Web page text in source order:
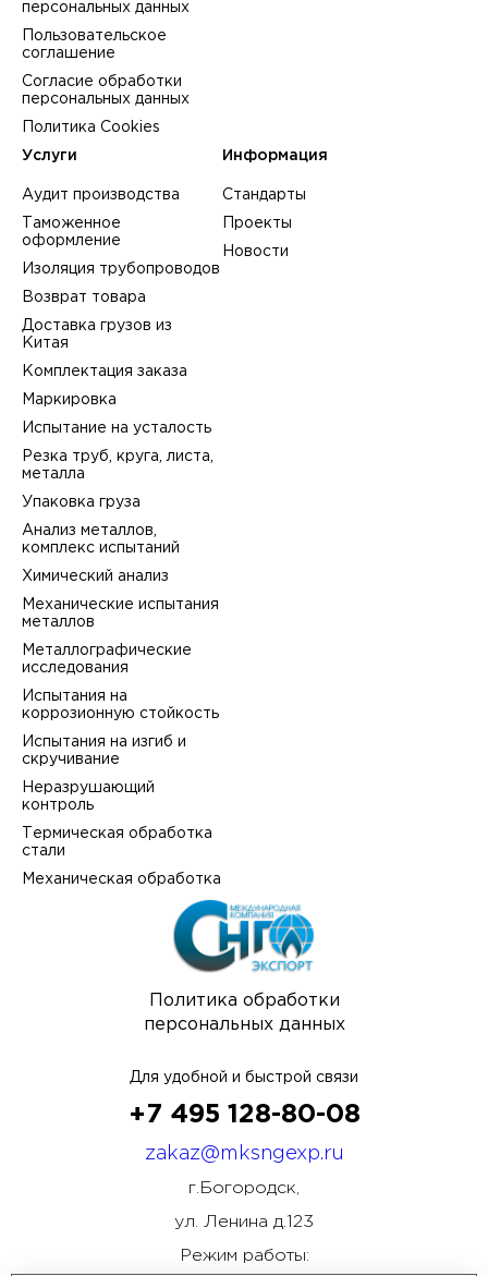
Политика обработки
персональных данных
персональных данных
Пользовательское
соглашение
Согласие обработки
персональных данных
Политика Cookies
Услуги
Аудит производства
Таможенное
оформление
Изоляция трубопроводов
Возврат товара
Доставка грузов из
Китая
Комплектация заказа
Маркировка
Испытание на усталость
Резка труб, круга, листа,
металла
Упаковка груза
Анализ металлов,
комплекс испытаний
Химический анализ
Механические испытания
металлов
Металлографические
исследования
Испытания на
коррозионную стойкость
Испытания на изгиб и
скручивание
Неразрушающий
контроль
Термическая обработка
стали
Механическая обработка
Информация
Стандарты
Проекты
Новости
Для удобной и быстрой связи
+7 495 128-80-08
zakaz@mksngexp.ru
г.Богородск,
ул. Ленина д.123
Режим работы: